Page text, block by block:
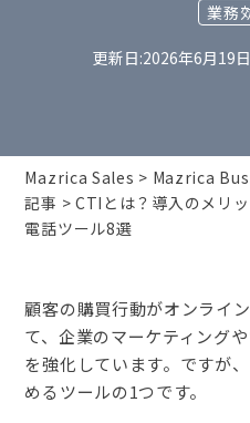
業務
2026年6月19日
Mazrica Sales Mazrica
記事
CTIとは？導入のメリ
電話ツール8選
顧客の購買行動がオンライ
て、企業のマーケティング
を強化しています。ですが
めるツールの1つです。